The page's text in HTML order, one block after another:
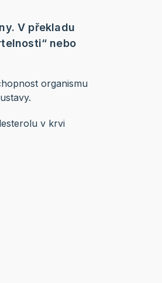
V překladu
nebo
organismu
v krvi